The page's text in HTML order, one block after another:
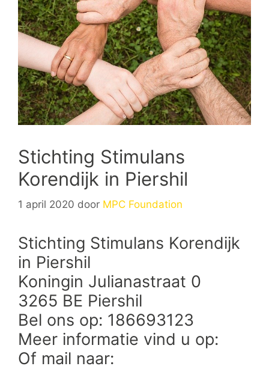
Stichting Stimulans
Korendijk in Piershil
1 april 2020 door MPC Foundation
Stichting Stimulans Korendijk
in Piershil
Koningin Julianastraat 0
3265 BE Piershil
Bel ons op: 186693123
Meer informatie vind u op:
Of mail naar: